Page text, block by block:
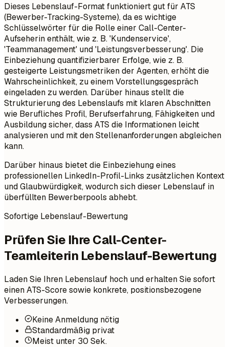
Dieses Lebenslauf-Format funktioniert gut für ATS
(Bewerber-Tracking-Systeme), da es wichtige
Schlüsselwörter für die Rolle einer Call-Center-
Aufseherin enthält, wie z. B. 'Kundenservice',
'Teammanagement' und 'Leistungsverbesserung'. Die
Einbeziehung quantifizierbarer Erfolge, wie z. B.
gesteigerte Leistungsmetriken der Agenten, erhöht die
Wahrscheinlichkeit, zu einem Vorstellungsgespräch
eingeladen zu werden. Darüber hinaus stellt die
Strukturierung des Lebenslaufs mit klaren Abschnitten
wie Berufliches Profil, Berufserfahrung, Fähigkeiten und
Ausbildung sicher, dass ATS die Informationen leicht
analysieren und mit den Stellenanforderungen abgleichen
kann.
Darüber hinaus bietet die Einbeziehung eines
professionellen LinkedIn-Profil-Links zusätzlichen Kontext
und Glaubwürdigkeit, wodurch sich dieser Lebenslauf in
überfüllten Bewerberpools abhebt.
Sofortige Lebenslauf-Bewertung
Prüfen Sie Ihre Call-Center-
Teamleiterin Lebenslauf-Bewertung
Laden Sie Ihren Lebenslauf hoch und erhalten Sie sofort
einen ATS-Score sowie konkrete, positionsbezogene
Verbesserungen.
Keine Anmeldung nötig
Standardmäßig privat
Meist unter 30 Sek.